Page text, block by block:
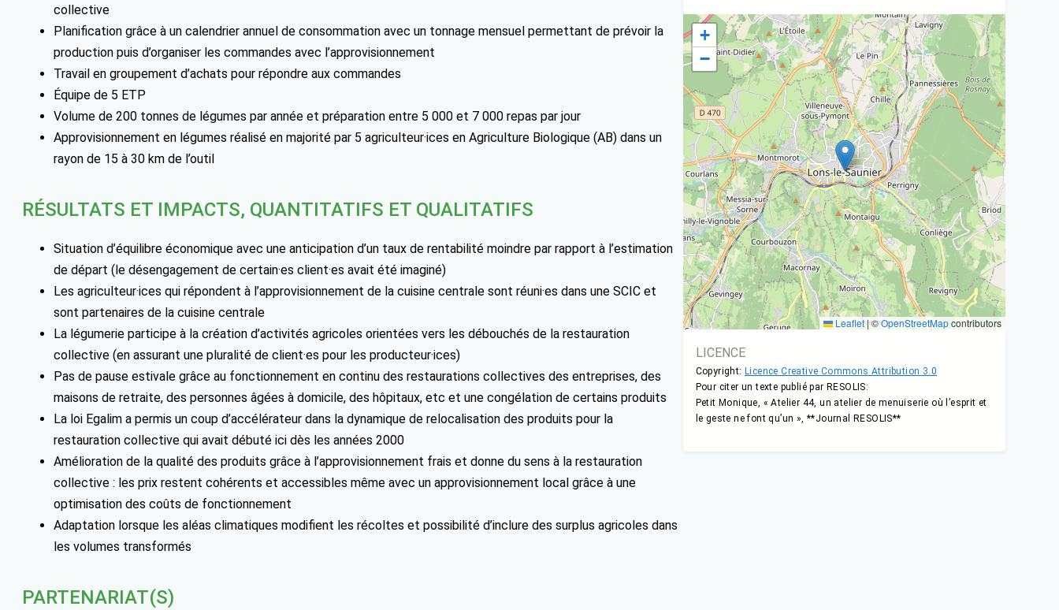
collective
Planification grâce à un calendrier annuel de consommation avec un tonnage mensuel permettant de prévoir la
production puis d’organiser les commandes avec l’approvisionnement
Travail en groupement d’achats pour répondre aux commandes
Équipe de 5 ETP
Volume de 200 tonnes de légumes par année et préparation entre 5 000 et 7 000 repas par jour
Approvisionnement en légumes réalisé en majorité par 5 agriculteur·ices en Agriculture Biologique (AB) dans un
rayon de 15 à 30 km de l’outil
RÉSULTATS ET IMPACTS, QUANTITATIFS ET QUALITATIFS
Situation d’équilibre économique avec une anticipation d’un taux de rentabilité moindre par rapport à l’estimation
de départ (le désengagement de certain·es client·es avait été imaginé)
Les agriculteur·ices qui répondent à l’approvisionnement de la cuisine centrale sont réuni·es dans une SCIC et
sont partenaires de la cuisine centrale
La légumerie participe à la création d’activités agricoles orientées vers les débouchés de la restauration
collective (en assurant une pluralité de client·es pour les producteur·ices)
Pas de pause estivale grâce au fonctionnement en continu des restaurations collectives des entreprises, des
maisons de retraite, des personnes âgées à domicile, des hôpitaux, etc et une congélation de certains produits
La loi Egalim a permis un coup d’accélérateur dans la dynamique de relocalisation des produits pour la
restauration collective qui avait débuté ici dès les années 2000
Amélioration de la qualité des produits grâce à l’approvisionnement frais et donne du sens à la restauration
collective : les prix restent cohérents et accessibles même avec un approvisionnement local grâce à une
optimisation des coûts de fonctionnement
Adaptation lorsque les aléas climatiques modifient les récoltes et possibilité d’inclure des surplus agricoles dans
les volumes transformés
PARTENARIAT(S)
+
−
Leaflet|©OpenStreetMapcontributors
LICENCE
Copyright: Licence Creative Commons Attribution 3.0
Pour citer un texte publié par RESOLIS:
Petit Monique, « Atelier 44, un atelier de menuiserie où l’esprit et
le geste ne font qu’un », **Journal RESOLIS**